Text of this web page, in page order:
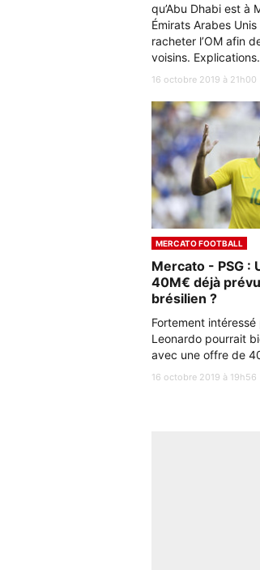
qu’Abu Dhabi est à
Émirats Arabes
racheter l’OM afin
voisins. Explications.
16 octobre 2019 à 21h00
MERCATO FOOTBALL
Mercato - PSG :
40M€ déjà
brésilien ?
Fortement
Leonardo pourrait
avec une offre de
16 octobre 2019 à 19h56